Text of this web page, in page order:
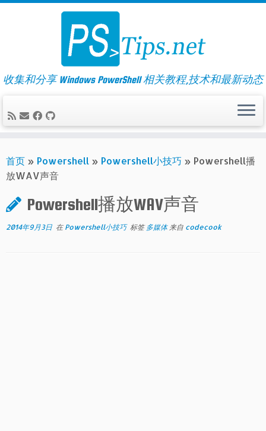
Skip
收集和分享 Windows PowerShell 相关教程,技术和最新动态
首页 » Powershell » Powershell小技巧 » Powershell播
放WAV声音
Powershell播放WAV声音
2014年9月3日 在 Powershell小技巧 标签 多媒体 来自 codecook